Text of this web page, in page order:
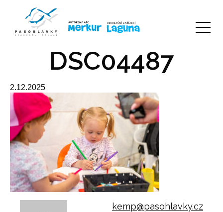
DSC04487
2.12.2025
kemp@pasohlavky.cz